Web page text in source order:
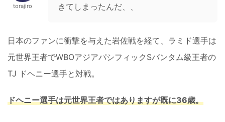
torajiro
きてしまったんだ、、
日本のファンに衝撃を与えた岩佐戦を経て、ラミド選手は
元世界王者でWBOアジアパシフィックSバンタム級王者の
TJ ドヘニー選手と対戦。
ドヘニー選手は元世界王者ではありますが既に36歳。